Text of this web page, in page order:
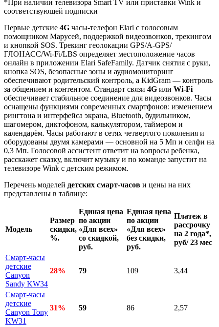
*При наличии телевизора Smart TV или приставки Wink и
соответствующей подписки
Первые детские 4G часы-телефон Elari с голосовым
помощником Марусей, поддержкой видеозвонков, трекингом
и кнопкой SOS. Трекинг геолокации GPS/A-GPS/
ГЛОНАСС/Wi-Fi/LBS определяет местоположение часов
онлайн в приложении Elari SafeFamily. Датчик снятия с руки,
кнопка SOS, безопасные зоны и аудиомониторинг
обеспечивают родительский контроль, а KidGram — контроль
за общением и контентом. Стандарт связи 4G или Wi-Fi
обеспечивает стабильное соединение для видеозвонков. Часы
оснащены функциями современных смартфонов: изменением
рингтона и интерфейса экрана, Bluetooth, будильником,
шагомером, диктофоном, калькулятором, таймером и
календарём. Часы работают в сетях четвертого поколения и
оборудованы двумя камерами — основной на 5 Мп и селфи на
0,3 Мп. Голосовой ассистент ответит на вопросы ребенка,
расскажет сказку, включит музыку и по команде запустит на
телевизоре Wink с детским режимом.
Перечень моделей детских смарт-часов и цены на них
представлены в таблице:
Модель
Размер
скидки,
%.
Единая цена
по акции
«Для всех»
со скидкой,
руб.
Единая цена
по акции
«Для всех»
без скидки,
руб.
Платеж в
рассрочку
на 2 года*,
руб/ 23 мес
Смарт-часы
детские
Canyon
Sandy KW34
28% 79 109 3,44
Смарт-часы
детские
Canyon Tony
KW31
31% 59 86 2,57